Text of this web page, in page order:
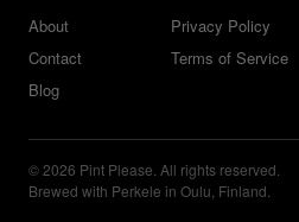
About
Contact
Blog
Privacy Policy
Terms of Service
© 2026 Pint Please. All rights reserved.
Brewed with Perkele in Oulu, Finland.